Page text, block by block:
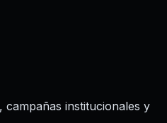
institucionales y